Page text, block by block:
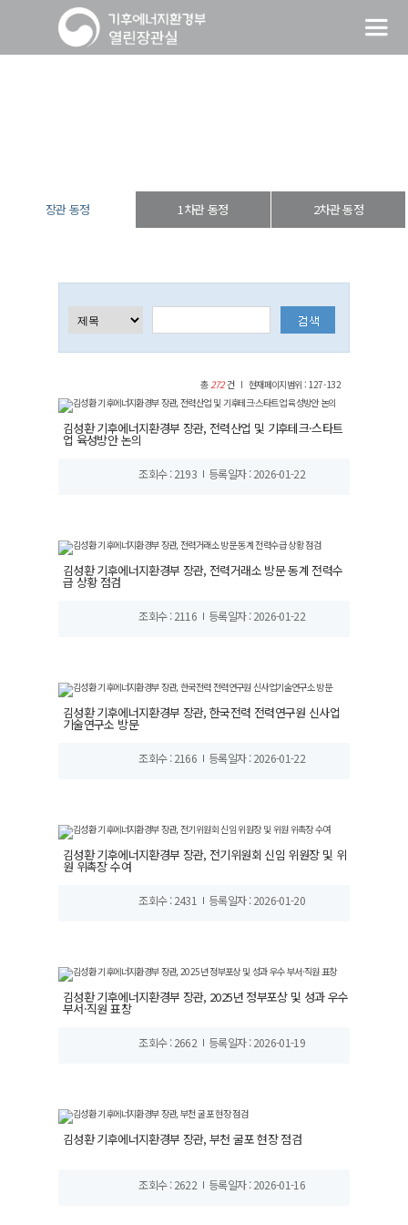
장관 동정 1차관 동정 2차관 동정
총272건 현재페이지범위 : 127-132
김성환 기후에너지환경부 장관, 전력산업 및 기후테크·스타트
업 육성방안 논의
조회수 : 2193 등록일자 : 2026-01-22
김성환 기후에너지환경부 장관, 전력거래소 방문 동계 전력수
급 상황 점검
조회수 : 2116 등록일자 : 2026-01-22
김성환 기후에너지환경부 장관, 한국전력 전력연구원 신사업
기술연구소 방문
조회수 : 2166 등록일자 : 2026-01-22
김성환 기후에너지환경부 장관, 전기위원회 신임 위원장 및 위
원 위촉장 수여
조회수 : 2431 등록일자 : 2026-01-20
김성환 기후에너지환경부 장관, 2025년 정부포상 및 성과 우수
부서·직원 표창
조회수 : 2662 등록일자 : 2026-01-19
김성환 기후에너지환경부 장관, 부천 굴포 현장 점검
조회수 : 2622 등록일자 : 2026-01-16